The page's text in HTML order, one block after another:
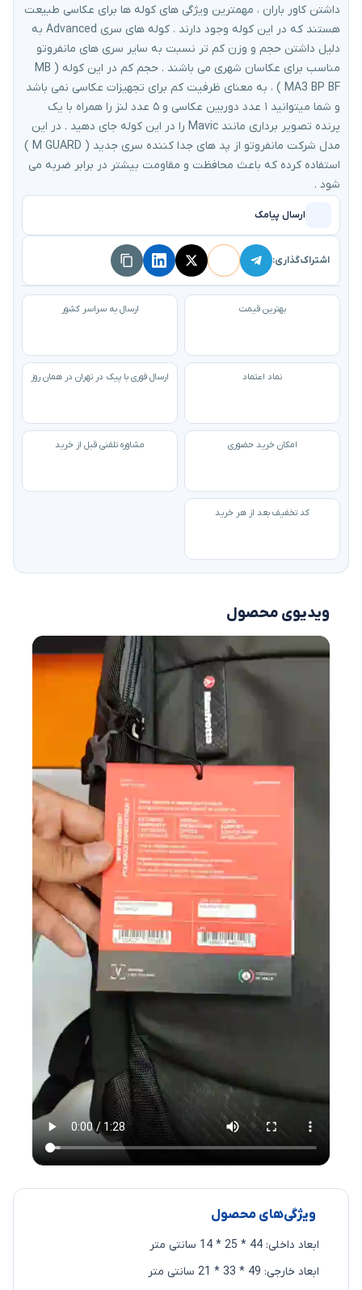
داشتن کاور باران ، مهمترین ویژگی های کوله ها برای عکاسی طبیعت
هستند که در این کوله وجود دارند . کوله های سری Advanced به
دلیل داشتن حجم و وزن کم تر نسبت به سایر سری های مانفروتو
مناسب برای عکاسان شهری می باشند . حجم کم در این کوله ( MB
MA3 BP BF ) ، به معنای ظرفیت کم برای تجهیزات عکاسی نمی باشد
و شما میتوانید ۱ عدد دوربین عکاسی و ۵ عدد لنز را همراه با یک
پرنده تصویر برداری مانند Mavic را در این کوله جای دهید . در این
مدل شرکت مانفروتو از پد های جدا کننده سری جدید ( M GUARD )
استفاده کرده که باعث محافظت و مقاومت بیشتر در برابر ضربه می
شود .
ارسال پیامک
اشتراک‌گذاری:
بهترین قیمت ارسال به سراسر کشور
نماد اعتماد ارسال فوری با پیک در تهران در همان روز
امکان خرید حضوری مشاوره تلفنی قبل از خرید
کد تخفیف بعد از هر خرید
ویدیوی محصول
ویژگی‌های محصول
ابعاد داخلی: 44 * 25 * 14 سانتی متر
ابعاد خارجی: 49 * 33 * 21 سانتی متر